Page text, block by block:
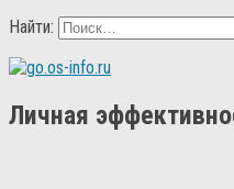
Найти:
Личная